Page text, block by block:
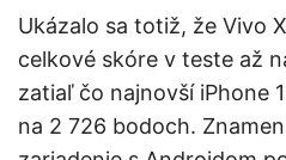
Ukázalo sa totiž, že Vivo
celkové skóre v teste až
zatiaľ čo najnovší iPhone
na 2 726 bodoch.